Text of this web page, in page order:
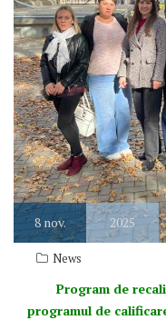
8 nov. 2025
News
Program de
programul de